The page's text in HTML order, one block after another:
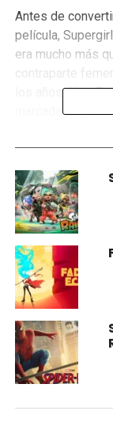
Antes de
película,
era mucho más
los años, Kara
marcada por